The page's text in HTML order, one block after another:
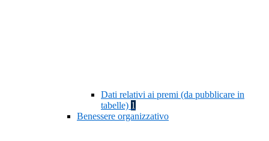
Dati relativi ai premi (da pubblicare in
tabelle) 1
Benessere organizzativo